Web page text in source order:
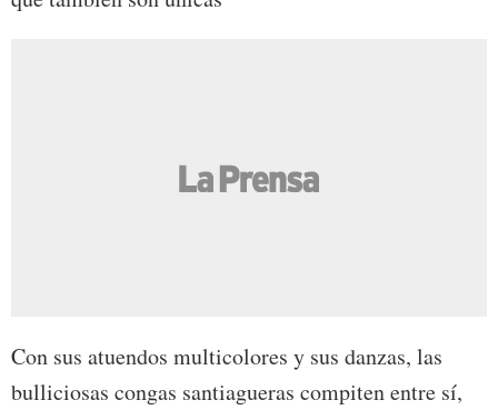
Con sus atuendos multicolores y sus danzas, las
bulliciosas congas santiagueras compiten entre sí,